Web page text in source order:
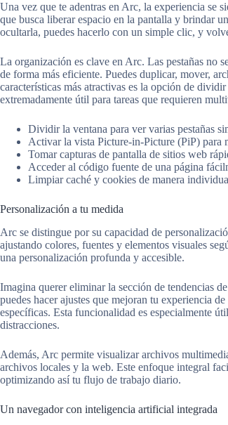
Una vez que te adentras en Arc, la experiencia se
que busca liberar espacio en la pantalla y brindar
ocultarla, puedes hacerlo con un simple clic, y
La organización es clave en Arc. Las pestañas no
de forma más eficiente. Puedes duplicar, mover,
características más atractivas es la opción de
extremadamente útil para tareas que requieren
Dividir la ventana para ver varias pestañas
Activar la vista Picture-in-Picture (PiP) para
Tomar capturas de pantalla de sitios web
Acceder al código fuente de una página
Limpiar caché y cookies de manera
Personalización a tu medida
Arc se distingue por su capacidad de
ajustando colores, fuentes y elementos visuales
una personalización profunda y accesible.
Imagina querer eliminar la sección de tendencias
puedes hacer ajustes que mejoran tu experiencia
específicas. Esta funcionalidad es especialmente
distracciones.
Además, Arc permite visualizar archivos
archivos locales y la web. Este enfoque integral
optimizando así tu flujo de trabajo diario.
Un navegador con inteligencia artificial integrada